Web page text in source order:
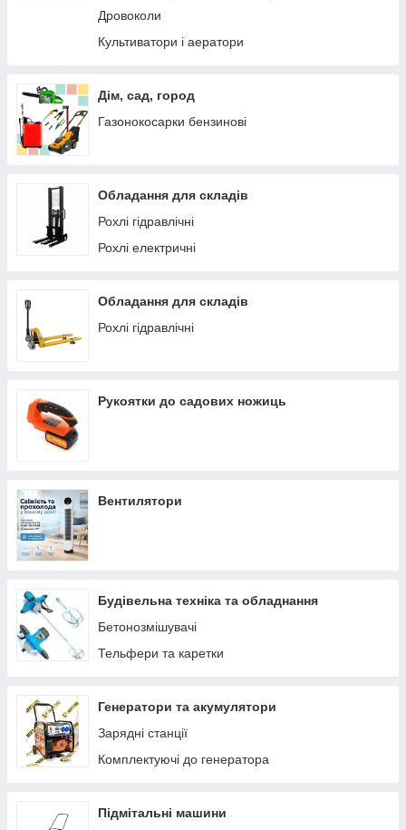
Дровоколи
Культиватори і аератори
Дім, сад, город
Газонокосарки бензинові
Обладання для складів
Рохлі гідравлічні
Рохлі електричні
Обладання для складів
Рохлі гідравлічні
Рукоятки до садових ножиць
Вентилятори
Будівельна техніка та обладнання
Бетонозмішувачі
Тельфери та каретки
Генератори та акумулятори
Зарядні станції
Комплектуючі до генератора
Підмітальні машини